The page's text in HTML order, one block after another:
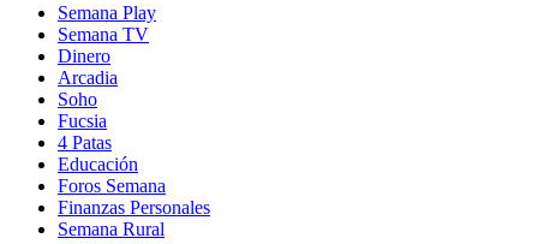
Semana Play
Semana TV
Dinero
Arcadia
Soho
in
new
window
Fucsia
in
new
window
4 Patas
Educación
Foros Semana
Finanzas Personales
Semana Rural